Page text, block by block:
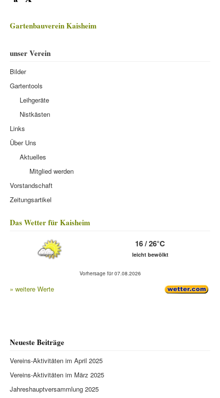
Gartenbauverein Kaisheim
unser Verein
Bilder
Gartentools
Leihgeräte
Nistkästen
Links
Über Uns
Aktuelles
Mitglied werden
Vorstandschaft
Zeitungsartikel
Das Wetter für Kaisheim
16 / 26°C
leicht bewölkt
Vorhersage für 07.08.2026
» weitere Werte
Neueste Beiträge
Vereins-Aktivitäten im April 2025
Vereins-Aktivitäten im März 2025
Jahreshauptversammlung 2025